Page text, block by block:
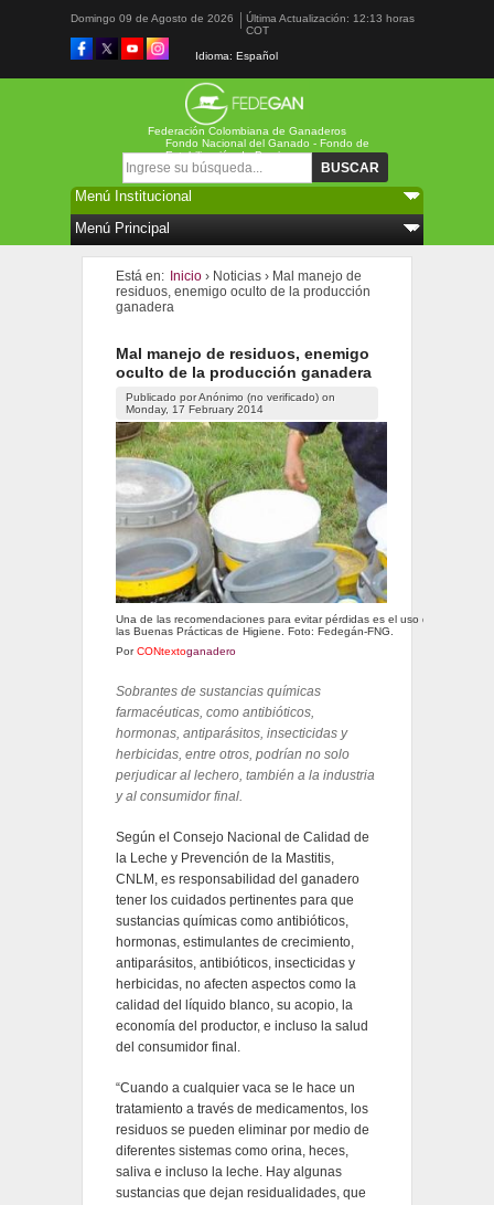
Domingo 09 de Agosto de 2026
Última Actualización: 12:13 horas
COT
Idioma: Español
Federación Colombiana de Ganaderos
Formulario de búsqueda
Fondo Nacional del Ganado - Fondo de
Estabilización de Precios
Está en: Inicio › Noticias › Mal manejo de
residuos, enemigo oculto de la producción
ganadera
Mal manejo de residuos, enemigo
oculto de la producción ganadera
Publicado porAnónimo (no verificado)on
Monday, 17 February 2014
Una de las recomendaciones para evitar pérdidas es el uso de
las Buenas Prácticas de Higiene. Foto: Fedegán-FNG.
PorCONtextoganadero
Sobrantes de sustancias químicas
farmacéuticas, como antibióticos,
hormonas, antiparásitos, insecticidas y
herbicidas, entre otros, podrían no solo
perjudicar al lechero, también a la industria
y al consumidor final.
Según el Consejo Nacional de Calidad de
la Leche y Prevención de la Mastitis,
CNLM, es responsabilidad del ganadero
tener los cuidados pertinentes para que
sustancias químicas como antibióticos,
hormonas, estimulantes de crecimiento,
antiparásitos, antibióticos, insecticidas y
herbicidas, no afecten aspectos como la
calidad del líquido blanco, su acopio, la
economía del productor, e incluso la salud
del consumidor final.
“Cuando a cualquier vaca se le hace un
tratamiento a través de medicamentos, los
residuos se pueden eliminar por medio de
diferentes sistemas como orina, heces,
saliva e incluso la leche. Hay algunas
sustancias que dejan residualidades, que